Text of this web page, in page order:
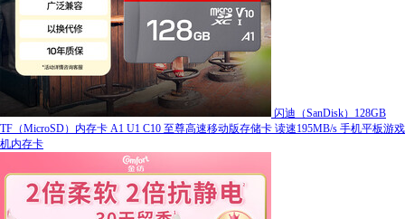
闪迪（SanDisk）128GB
TF（MicroSD）内存卡 A1 U1 C10 至尊高速移动版存储卡 读速195MB/s 手机平板游戏
机内存卡